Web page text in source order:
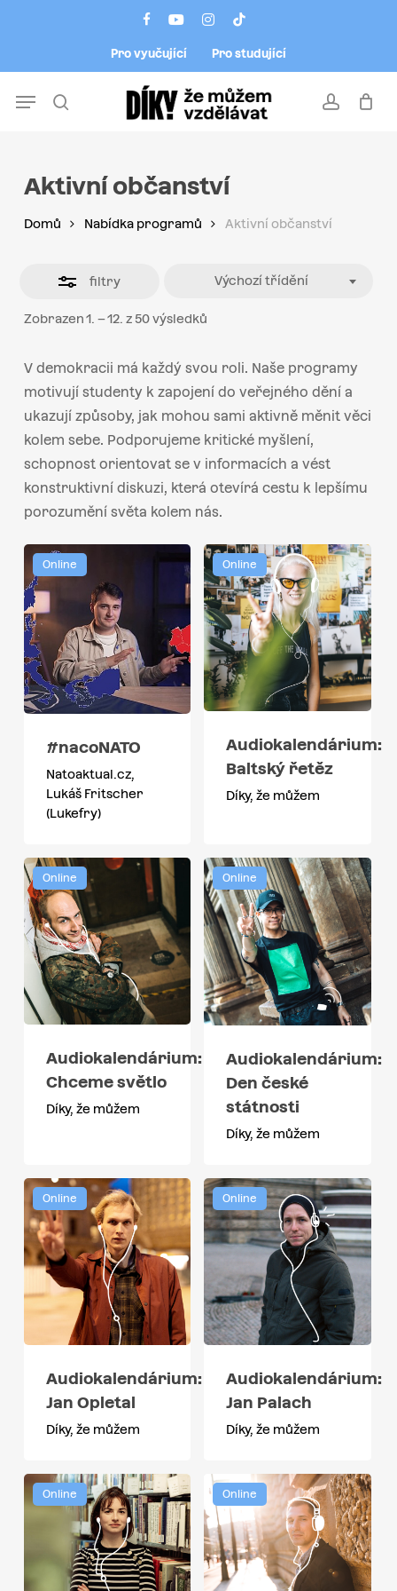
facebookyoutubeinstagram
tiktok
Pro vyučující Pro studující
account
Menu
Aktivní občanství
Domů Nabídka programů Aktivní občanství
filtry
Zobrazen 1. – 12. z 50 výsledků
Výchozí třídění
V demokracii má každý svou roli. Naše programy
motivují studenty k zapojení do veřejného dění a
ukazují způsoby, jak mohou sami aktivně měnit věci
kolem sebe. Podporujeme kritické myšlení,
schopnost orientovat se v informacích a vést
konstruktivní diskuzi, která otevírá cestu k lepšímu
porozumění světa kolem nás.
Online
#nacoNATO
Natoaktual.cz,
Lukáš Fritscher
(Lukefry)
Online
Audiokalendárium:
Baltský řetěz
Díky, že můžem
Online
Audiokalendárium:
Chceme světlo
Díky, že můžem
Online
Audiokalendárium:
Den české
státnosti
Díky, že můžem
Online
Audiokalendárium:
Jan Opletal
Díky, že můžem
Online
Audiokalendárium:
Jan Palach
Díky, že můžem
Online Online